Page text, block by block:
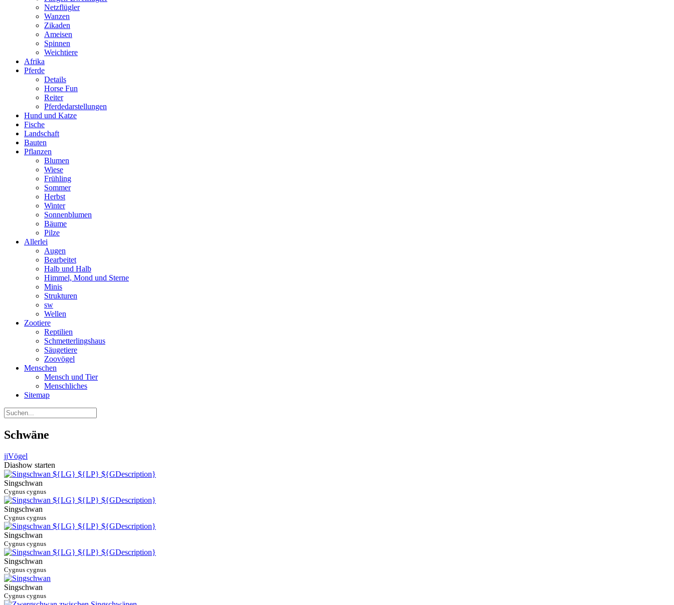
Netzflügler
Wanzen
Zikaden
Ameisen
Spinnen
Weichtiere
Afrika
Pferde
Details
Horse Fun
Reiter
Pferdedarstellungen
Hund und Katze
Fische
Landschaft
Bauten
Pflanzen
Blumen
Wiese
Frühling
Sommer
Herbst
Winter
Sonnenblumen
Bäume
Pilze
Allerlei
Augen
Bearbeitet
Halb und Halb
Himmel, Mond und Sterne
Minis
Strukturen
sw
Wellen
Zootiere
Reptilien
Schmetterlingshaus
Säugetiere
Zoovögel
Menschen
Mensch und Tier
Menschliches
Sitemap
Schwäne
jjVögel
Diashow starten
Singschwan
Cygnus cygnus
Singschwan
Cygnus cygnus
Singschwan
Cygnus cygnus
Singschwan
Cygnus cygnus
Singschwan
Cygnus cygnus